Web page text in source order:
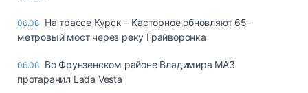
06.08 На трассе Курск – Касторное обновляют 65-
метровый мост через реку Грайворонка
06.08 Во Фрунзенском районе Владимира МАЗ
протаранил Lada Vesta